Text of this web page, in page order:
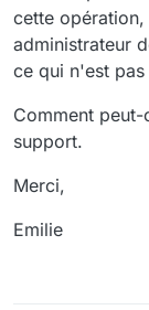
cette
administrateur
ce qui n'est
Comment
support.
Merci,
Emilie